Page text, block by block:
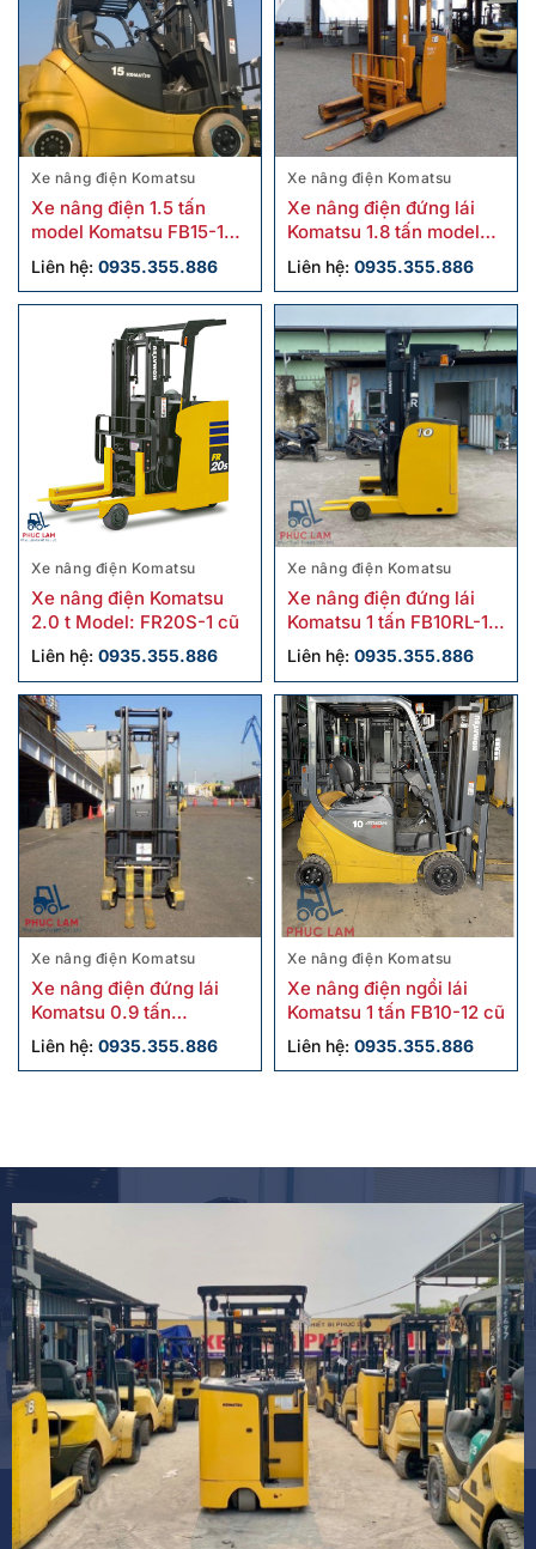
Xe nâng điện Komatsu
Xe nâng điện 1.5 tấn
model Komatsu FB15-12
cũ
Liên hệ: 0935.355.886
Xe nâng điện Komatsu
Xe nâng điện đứng lái
Komatsu 1.8 tấn model
FB18RL-15 cũ
Liên hệ: 0935.355.886
Xe nâng điện Komatsu
Xe nâng điện Komatsu
2.0 t Model: FR20S-1 cũ
Liên hệ: 0935.355.886
Xe nâng điện Komatsu
Xe nâng điện đứng lái
Komatsu 1 tấn FB10RL-15
2020 cũ
Liên hệ: 0935.355.886
Xe nâng điện Komatsu
Xe nâng điện đứng lái
Komatsu 0.9 tấn
FB09RS-14 cũ
Liên hệ: 0935.355.886
Xe nâng điện Komatsu
Xe nâng điện ngồi lái
Komatsu 1 tấn FB10-12 cũ
Liên hệ: 0935.355.886